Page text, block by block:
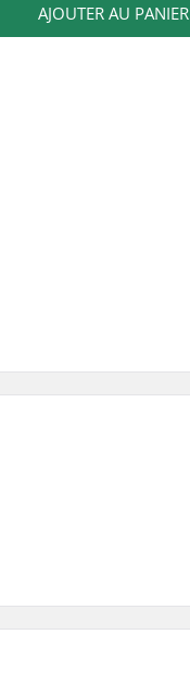
AJOUTER AU PANIER